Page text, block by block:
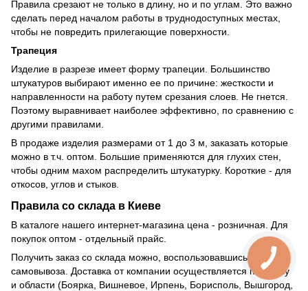
Правила срезают не только в длину, но и по углам. Это важно
сделать перед началом работы в труднодоступных местах,
чтобы не повредить прилегающие поверхности.
Трапеция
Изделие в разрезе имеет форму трапеции. Большинство
штукатуров выбирают именно ее по причине: жесткости и
направленности на работу путем срезания слоев. Не гнется.
Поэтому выравнивает наиболее эффективно, по сравнению с
другими правилами.
В продаже изделия размерами от 1 до 3 м, заказать которые
можно в т.ч. оптом. Большие применяются для глухих стен,
чтобы одним махом распределить штукатурку. Короткие - для
откосов, углов и стыков.
Правила со склада в Киеве
В каталоге нашего интернет-магазина цена - розничная. Для
покупок оптом - отдельный прайс.
Получить заказ со склада можно, воспользовавшись услугой
самовывоза. Доставка от компании осуществляется по Киеву
и области (Боярка, Вишневое, Ирпень, Борисполь, Вышгород,